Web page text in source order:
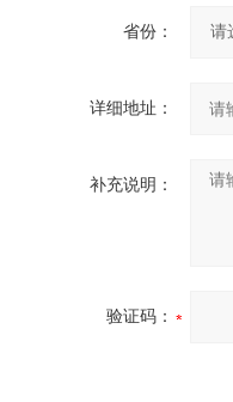
省份：
详细地址：
补充说明：
验证码：